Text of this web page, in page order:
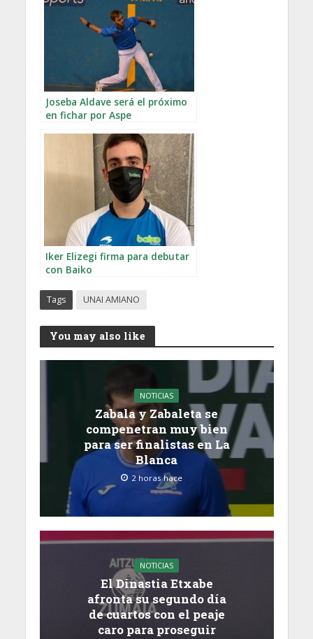
Joseba Aldave será el próximo
en fichar por Aspe
Iker Elizegi firma para debutar
con Baiko
Tags UNAI AMIANO
You may also like
NOTICIAS
Zabala y Zabaleta se
compenetran muy bien
para ser finalistas en La
Blanca
2 horas hace
NOTICIAS
El Dinastia Etxabe
afronta su segundo día
de cuartos con el peaje
caro para proseguir